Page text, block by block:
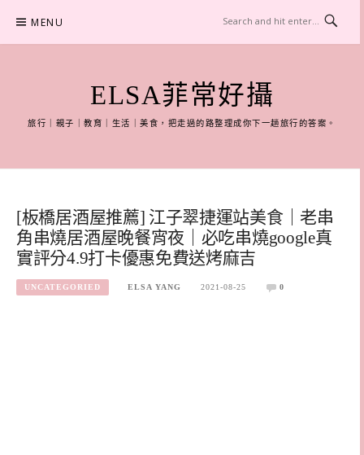
content
MENU
ELSA菲常好攝
旅行｜親子｜教育｜生活｜美食，把走過的路整理成你下一趟旅行的答案。
[板橋居酒屋推薦] 江子翠捷運站美食｜老串
角串燒居酒屋晚餐宵夜｜必吃串燒google真
實評分4.9打卡優惠免費送烤麻吉
UNCATEGORIED ELSA YANG 2021-08-25 0